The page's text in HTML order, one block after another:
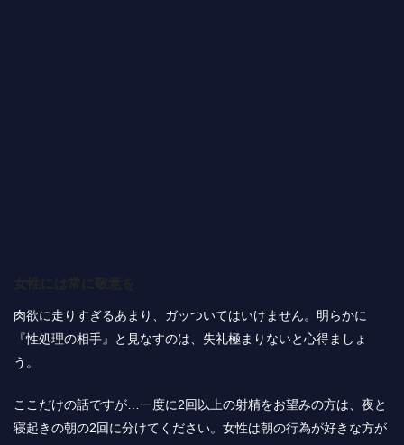
肉欲に走りすぎるあまり、ガッついてはいけません。明らかに
『性処理の相手』と見なすのは、失礼極まりないと心得ましょ
う。
ここだけの話ですが…一度に2回以上の射精をお望みの方は、夜と
寝起きの朝の2回に分けてください。女性は朝の行為が好きな方が